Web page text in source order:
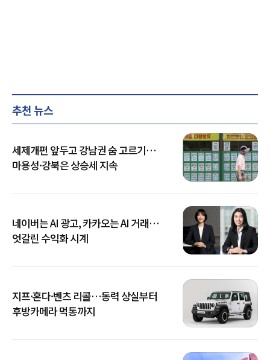
추천 뉴스
세제개편 앞두고 강남권 숨 고르기…
마용성·강북은 상승세 지속
네이버는 AI 광고, 카카오는 AI 거래…
엇갈린 수익화 시계
지프·혼다·벤츠 리콜…동력 상실부터
후방카메라 먹통까지